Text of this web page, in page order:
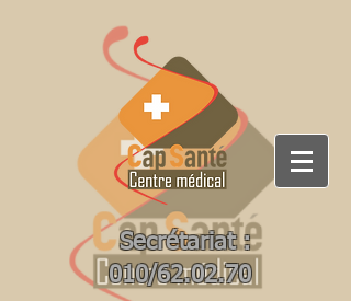
Secrétariat :
010/62.02.70